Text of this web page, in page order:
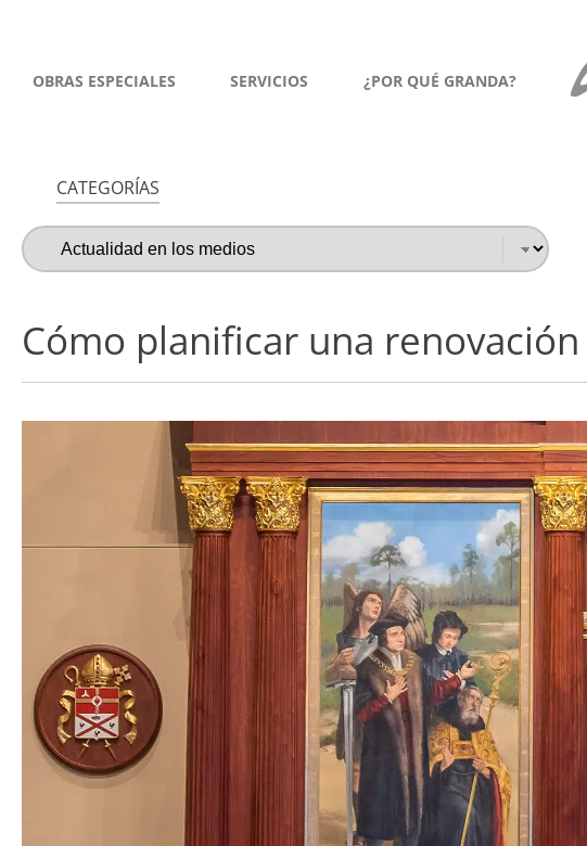
OBRAS ESPECIALES SERVICIOS ¿POR QUÉ GRANDA?
CATEGORÍAS
Cómo planificar una